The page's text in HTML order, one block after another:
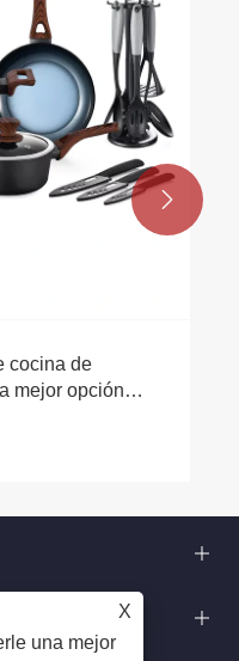
cocina de
mejor opción

X
una mejor